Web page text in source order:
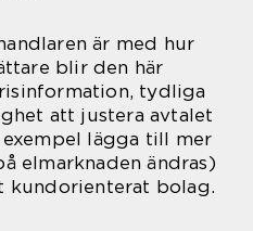
är med hur
blir den här
tydliga
att justera avtalet
lägga till mer
elmarknaden ändras)
kundorienterat bolag.